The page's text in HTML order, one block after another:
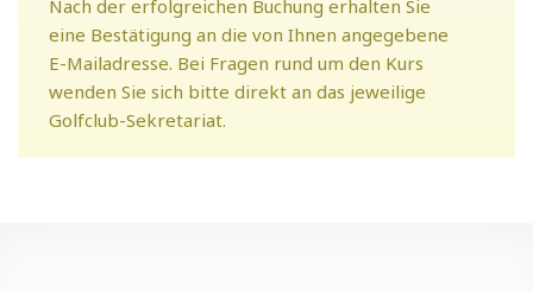
Nach der erfolgreichen Buchung erhalten Sie
eine Bestätigung an die von Ihnen angegebene
E-Mailadresse. Bei Fragen rund um den Kurs
wenden Sie sich bitte direkt an das jeweilige
Golfclub-Sekretariat.